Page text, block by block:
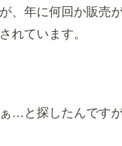
、年に何回か販売
れています。
…と探したんです